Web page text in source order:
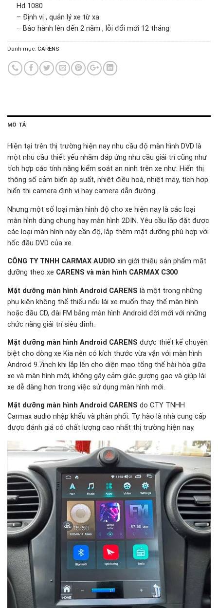
Hd 1080
– Định vị , quản lý xe từ xa
– Bảo hành lên đến 2 năm , lỗi đổi mới 12 tháng
Danh mục: CARENS
MÔ TẢ
Hiện tại trên thị trường hiện nay nhu cầu độ màn hình DVD là
một nhu cầu thiết yếu nhằm đáp ứng nhu cầu giải trí cũng như
tích hợp các tính năng kiểm soát an ninh trên xe như: Hiển thị
thông số cảm biến áp suất, nhiệt điều hoà, nhiệt máy, tích hợp
hiển thị camera định vị hay camera dẫn đường.
Nhưng một số loại màn hình độ cho xe hiện nay là các loại
màn hình dùng chung hay màn hình 2DIN. Yêu cầu lắp đặt được
các loại màn hình này cần độ, lắp thêm mặt dưỡng phù hợp với
hốc đầu DVD của xe.
CÔNG TY TNHH CARMAX AUDIO xin giới thiệu sản phẩm mặt
dưỡng theo xe CARENS và màn hình CARMAX C300
Mặt dưỡng màn hình Android CARENS là một trong những
phụ kiện không thể thiếu nếu lái xe muốn thay thế màn hình
hoặc đầu CD, đài FM bằng màn hình Android đời mới với những
chức năng giải trí siêu đỉnh.
Mặt dưỡng màn hình Android CARENS được thiết kế chuyên
biệt cho dòng xe Kia nên có kích thước vừa vặn với màn hình
Android 9.7inch khi lắp lên cho diện mạo tổng thể hài hòa giữa
xe và màn hình mới, không gây cảm giác gượng gạo và giúp lái
xe dễ dàng hơn trong việc sử dụng màn hình mới.
Mặt dưỡng màn hình Android CARENS do CTY TNHH
Carmax audio nhập khẩu và phân phối. Tự hào là nhà cung cấp
được đánh giá có chất lượng cao nhất thị trường hiện nay.